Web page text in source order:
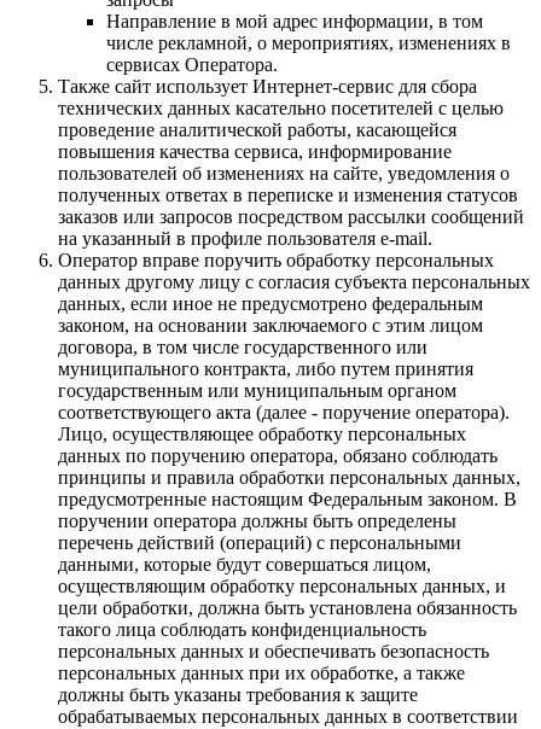
Направление в мой адрес информации, в том
числе рекламной, о мероприятиях, изменениях в
сервисах Оператора.
Также сайт использует Интернет-сервис для сбора
технических данных касательно посетителей с целью
проведение аналитической работы, касающейся
повышения качества сервиса, информирование
пользователей об изменениях на сайте, уведомления о
полученных ответах в переписке и изменения статусов
заказов или запросов посредством рассылки сообщений
на указанный в профиле пользователя e-mail.
Оператор вправе поручить обработку персональных
данных другому лицу с согласия субъекта персональных
данных, если иное не предусмотрено федеральным
законом, на основании заключаемого с этим лицом
договора, в том числе государственного или
муниципального контракта, либо путем принятия
государственным или муниципальным органом
соответствующего акта (далее - поручение оператора).
Лицо, осуществляющее обработку персональных
данных по поручению оператора, обязано соблюдать
принципы и правила обработки персональных данных,
предусмотренные настоящим Федеральным законом. В
поручении оператора должны быть определены
перечень действий (операций) с персональными
данными, которые будут совершаться лицом,
осуществляющим обработку персональных данных, и
цели обработки, должна быть установлена обязанность
такого лица соблюдать конфиденциальность
персональных данных и обеспечивать безопасность
персональных данных при их обработке, а также
должны быть указаны требования к защите
обрабатываемых персональных данных в соответствии